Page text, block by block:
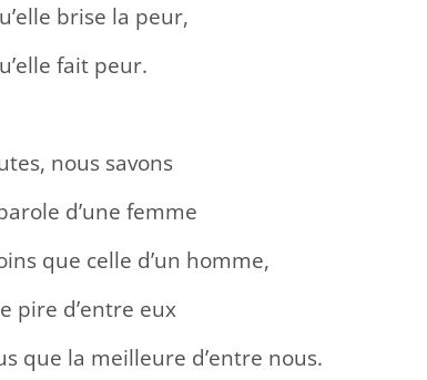
brise la peur,
fait peur.
nous savons
d’une femme
que celle d’un homme,
pire d’entre eux
que la meilleure d’entre nous.